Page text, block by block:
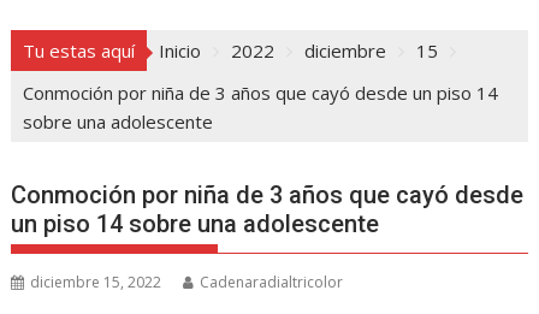
Tu estas aquí Inicio 2022 diciembre
15
Conmoción por niña de 3 años que cayó desde un piso 14
sobre una adolescente
Conmoción por niña de 3 años que cayó desde
un piso 14 sobre una adolescente
diciembre 15, 2022 Cadenaradialtricolor